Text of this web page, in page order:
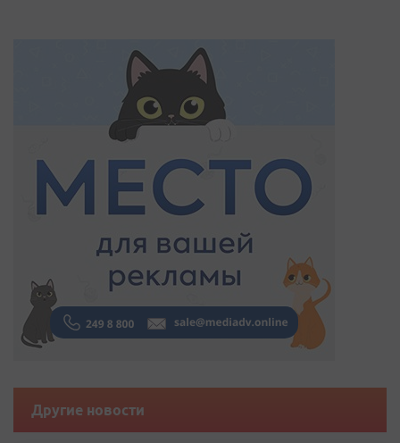
Другие новости